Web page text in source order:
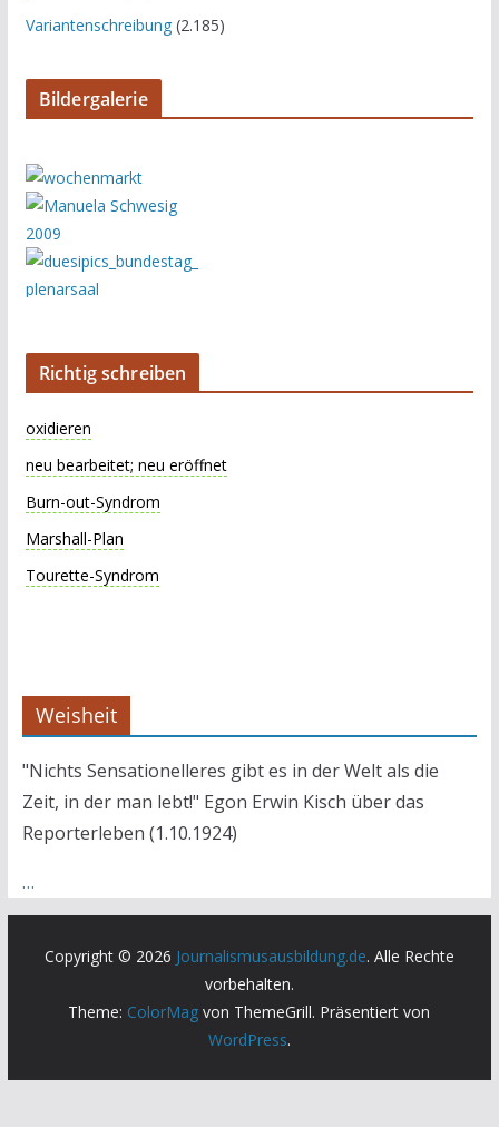
Variantenschreibung(2.185)
Bildergalerie
Richtig schreiben
oxidieren
neu bearbeitet; neu eröffnet
Burn-out-Syndrom
Marshall-Plan
Tourette-Syndrom
Weisheit
"Nichts Sensationelleres gibt es in der Welt als die
Zeit, in der man lebt!" Egon Erwin Kisch über das
Reporterleben (1.10.1924)
…
Copyright © 2026 Journalismusausbildung.de. Alle Rechte
vorbehalten.
Theme: ColorMag von ThemeGrill. Präsentiert von
WordPress.